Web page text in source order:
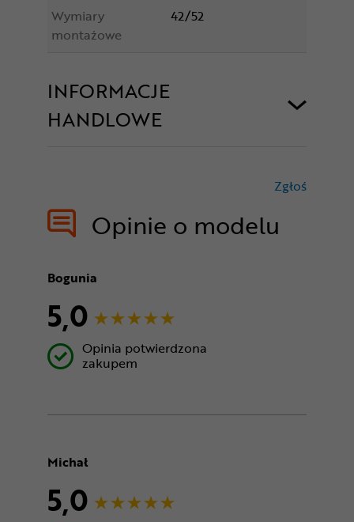
Wymiary
montażowe
42/52
INFORMACJE
HANDLOWE
Opinie o modelu
Zgłoś
Bogunia
5,0
Opinia potwierdzona
zakupem
Michał
5,0